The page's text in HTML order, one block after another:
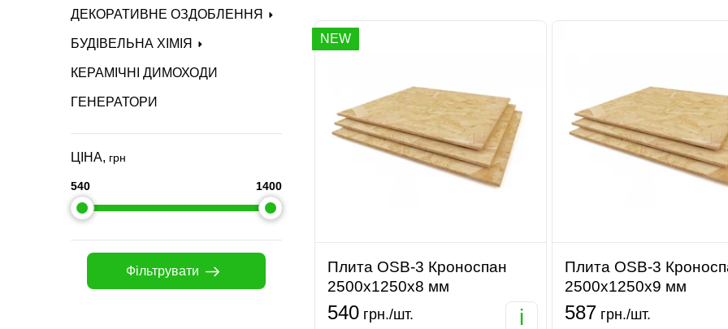
ДЕКОРАТИВНЕ ОЗДОБЛЕННЯ
БУДІВЕЛЬНА ХІМІЯ
КЕРАМІЧНІ ДИМОХОДИ
ГЕНЕРАТОРИ
NEW
Плита OSB-3 Кроноспан
2500х1250х8 мм
540 грн./шт. i
Плита OSB-3
2500х1250х9 мм
587 грн./шт.
ЦІНА, грн
540 1400
Фільтрувати